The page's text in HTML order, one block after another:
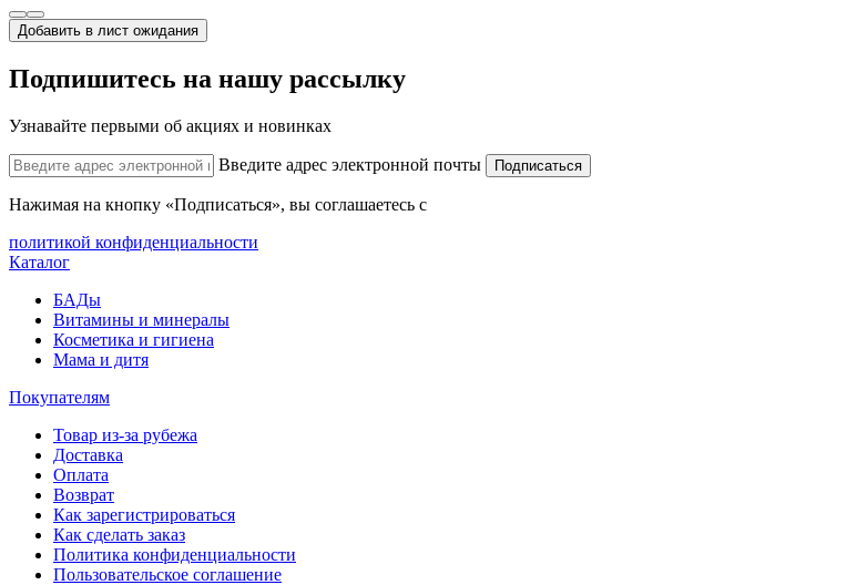
Добавить в лист ожидания
Подпишитесь на нашу рассылку
Узнавайте первыми об акциях и новинках
Введите адрес электронной почты Подписаться
Нажимая на кнопку «Подписаться», вы соглашаетесь с
политикой конфиденциальности
Каталог
БАДы
Витамины и минералы
Косметика и гигиена
Мама и дитя
Покупателям
Товар из-за рубежа
Доставка
Оплата
Возврат
Как зарегистрироваться
Как сделать заказ
Политика конфиденциальности
Пользовательское соглашение